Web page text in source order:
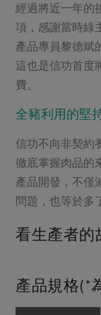
經過將近一年的
項，感謝當時綠
產品專員黎德斌
這也是信功首度
費。
全豬利用的堅
信功不向非契約
徹底掌握肉品的
產品開發，不僅
問題，也等於多
看生產者的
產品規格(*